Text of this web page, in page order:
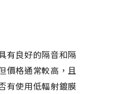
有良好的隔音和隔
價格通常較高，且
有使用低輻射鍍膜